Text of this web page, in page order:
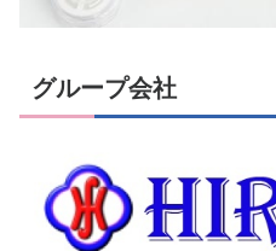
グループ会社